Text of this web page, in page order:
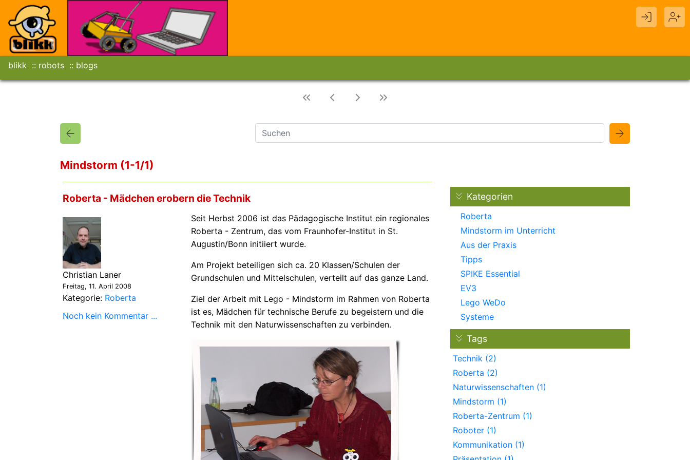
blikk robots blogs
Mindstorm (1-1/1)
Roberta - Mädchen erobern die Technik
Seit Herbst 2006 ist das Pädagogische Institut ein regionales
Roberta - Zentrum, das vom Fraunhofer-Institut in St.
Augustin/Bonn initiiert wurde.
Am Projekt beteiligen sich ca. 20 Klassen/Schulen der
Grundschulen und Mittelschulen, verteilt auf das ganze Land.
Ziel der Arbeit mit Lego - Mindstorm im Rahmen von Roberta
ist es, Mädchen für technische Berufe zu begeistern und die
Technik mit den Naturwissenschaften zu verbinden.
Christian Laner
Freitag, 11. April 2008
Kategorie: Roberta
Noch kein Kommentar ...
Kategorien
Roberta
Mindstorm im Unterricht
Aus der Praxis
Tipps
SPIKE Essential
EV3
Lego WeDo
Systeme
Tags
Technik (2)
Roberta (2)
Naturwissenschaften (1)
Mindstorm (1)
Roberta-Zentrum (1)
Roboter (1)
Kommunikation (1)